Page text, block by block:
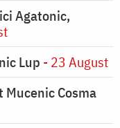
Agatonic,
Lup - 23 August
Cosma